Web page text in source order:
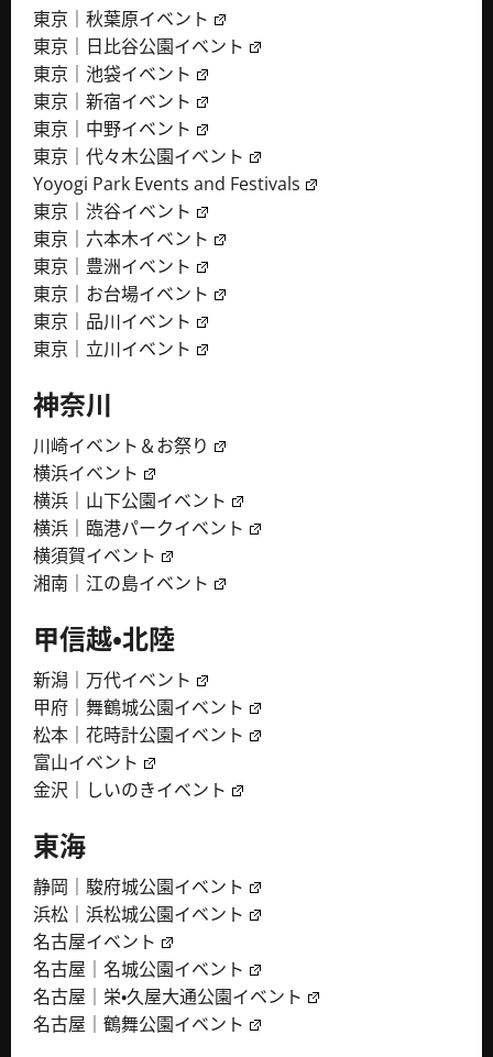
東京｜秋葉原イベント
東京｜日比谷公園イベント
東京｜池袋イベント
東京｜新宿イベント
東京｜中野イベント
東京｜代々木公園イベント
Yoyogi Park Events and Festivals
東京｜渋谷イベント
東京｜六本木イベント
東京｜豊洲イベント
東京｜お台場イベント
東京｜品川イベント
東京｜立川イベント
神奈川
川崎イベント＆お祭り
横浜イベント
横浜｜山下公園イベント
横浜｜臨港パークイベント
横須賀イベント
湘南｜江の島イベント
甲信越・北陸
新潟｜万代イベント
甲府｜舞鶴城公園イベント
松本｜花時計公園イベント
富山イベント
金沢｜しいのきイベント
東海
静岡｜駿府城公園イベント
浜松｜浜松城公園イベント
名古屋イベント
名古屋｜名城公園イベント
名古屋｜栄・久屋大通公園イベント
名古屋｜鶴舞公園イベント